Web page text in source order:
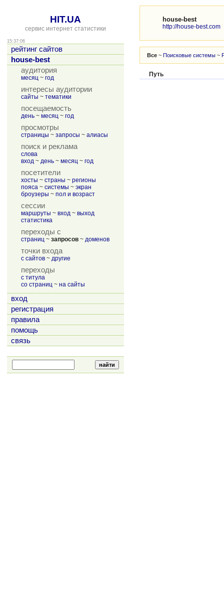
HIT.UA
сервис интернет статистики
15:37:06
рейтинг сайтов
house-best
аудитория
месяц ~ год
интересы аудитории
сайты ~ тематики
посещаемость
день ~ месяц ~ год
просмотры
страницы ~ запросы ~ алиасы
поиск и реклама
слова
вход ~ день ~ месяц ~ год
посетители
хосты ~ страны ~ регионы
пояса ~ системы ~ экран
броузеры ~ пол и возраст
сессии
маршруты ~ вход ~ выход
статистика
переходы с
страниц ~ запросов ~ доменов
точки входа
с сайтов ~ другие
переходы
с титула
со страниц ~ на сайты
вход
регистрация
правила
помощь
связь
house-best
http://house-best.com
Все ~ Поисковые системы ~
Путь